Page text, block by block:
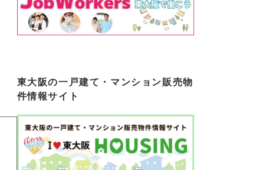
東大阪の一戸建て・マンション販売物
件情報サイト